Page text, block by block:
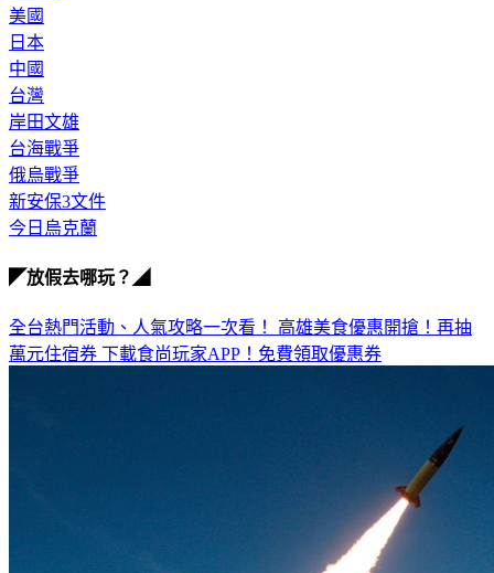
美國
日本
中國
台灣
岸田文雄
台海戰爭
俄烏戰爭
新安保3文件
今日烏克蘭
◤放假去哪玩？◢
全台熱門活動、人氣攻略一次看！ 高雄美食優惠開搶！再抽
萬元住宿券 下載食尚玩家APP！免費領取優惠券